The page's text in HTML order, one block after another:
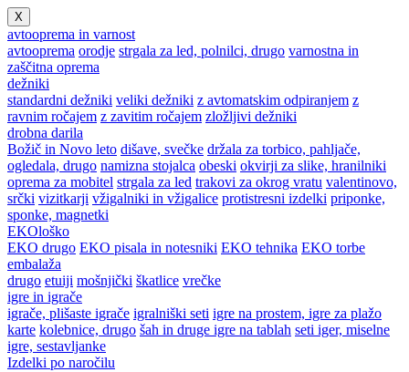
X
avtooprema in varnost
avtooprema orodje strgala za led, polnilci, drugo varnostna in
zaščitna oprema
dežniki
standardni dežniki veliki dežniki z avtomatskim odpiranjem z
ravnim ročajem z zavitim ročajem zložljivi dežniki
drobna darila
Božič in Novo leto dišave, svečke držala za torbico, pahljače,
ogledala, drugo namizna stojalca obeski okvirji za slike, hranilniki
oprema za mobitel strgala za led trakovi za okrog vratu valentinovo,
srčki vizitkarji vžigalniki in vžigalice protistresni izdelki priponke,
sponke, magnetki
EKOloško
EKO drugo EKO pisala in notesniki EKO tehnika EKO torbe
embalaža
drugo etuiji mošnjički škatlice vrečke
igre in igrače
igrače, plišaste igrače igralniški seti igre na prostem, igre za plažo
karte kolebnice, drugo šah in druge igre na tablah seti iger, miselne
igre, sestavljanke
Izdelki po naročilu